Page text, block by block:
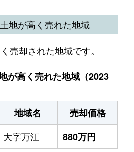
地が高く売れた地域
売却された地域です。
が高く売れた地域（2023
地域名
売却価格
大字万江 880万円